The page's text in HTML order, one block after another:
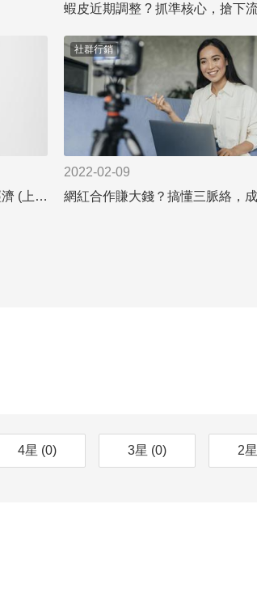
品牌社群這樣玩，打造鐵粉經濟 (上篇)
社群行銷
2022-02-09
4星 (0) 3星 (0) 2星